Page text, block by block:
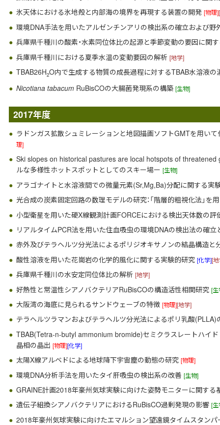
氷天体における氷地殻と内部海の境界を再現する装置の開発[物理]
環境DNA手法を用いたアルゼンチンアリの検出系の確立および
兵庫県千種川の酸素・水素同位体比の起源と季節変動の要因に関
兵庫県千種川における夏季水温の変動要因の解析[地学]
TBAB26H2O内で生成する物質の成長過程に対するTBAB水溶液
Nicotiana tabacum RuBisCOの大腸菌発現系の構築[生物]
2017年度
ラドンガス拡散シュミレーションと地図描画ソフトGMTを用い
理]
Ski slopes on historical pastures are local hotspots of
ルな多様性ホットスポットとしてのスキー場ー[生物]
アラゴナイトと水溶液間での微量元素(Sr,Mg,Ba)分配に関する実
光合成の炭素固定回路の数理モデルの研究：「階層的粗視化法」を
小型衛星を用いた硬X線観測計画FORCEにおける検出天体数の
リアルタイムPCR法を用いた住血吸虫の環境DNAの検出法の確
赤外及びテラヘルツ分光法によるポリジオキサノンの結晶構造
酸性溶液を用いた花崗岩の化学的風化に関する実験的研究[化学][
兵庫県千種川の水安定同位体比の解析[地学]
好熱性と常温性シアノバクテリアRuBisCOの構造活性相関研究[
大阪湾の海底に見られるサンドウェーブの特徴[物理][地学]
テラヘルツラマンおよびテラヘルツ分光法によるポリ乳酸
TBAB(Tetra-n-butyl ammonium bromide)セミクラスレートハイ
晶相の晶出[物理][化学]
太陽X線アルベドによる地球降下宇宙塵の動態の研究[物理]
環境DNA分析手法を用いたタイ肝吸虫の検出系の改善[生物]
GRAINE計画2018年豪州気球実験に向けた姿勢モニターに関す
遺伝子組換シアノバクテリアにおけるRuBisCO過剰発現の影響[
2018年豪州気球実験に向けたエマルション望遠鏡タイムスタン